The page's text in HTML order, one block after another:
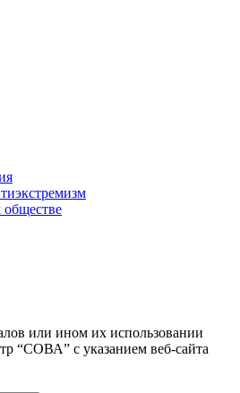
обществе
или ином их использовании
“СОВА” с указанием веб-сайта